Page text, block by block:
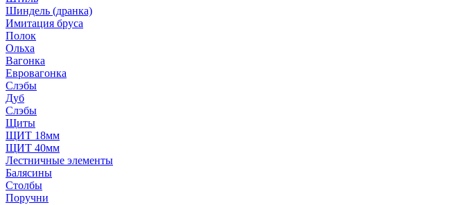
Шиндель (дранка)
Имитация бруса
Полок
Ольха
Вагонка
Евровагонка
Слэбы
Дуб
Слэбы
Щиты
ЩИТ 18мм
ЩИТ 40мм
Лестничные элементы
Балясины
Столбы
Поручни